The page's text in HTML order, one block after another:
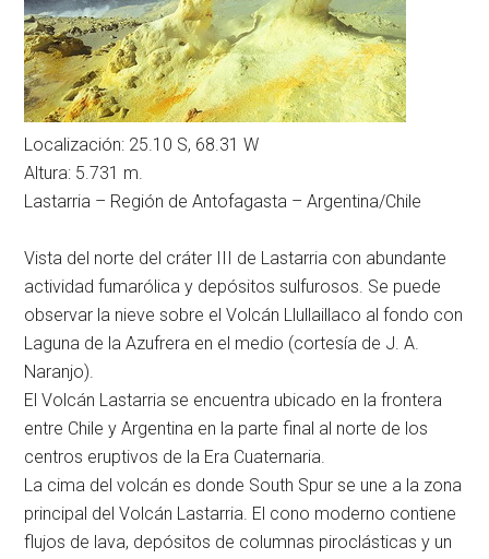
Localización: 25.10 S, 68.31 W
Altura: 5.731 m.
Lastarria – Región de Antofagasta – Argentina/Chile
Vista del norte del cráter III de Lastarria con abundante
actividad fumarólica y depósitos sulfurosos. Se puede
observar la nieve sobre el Volcán Llullaillaco al fondo con
Laguna de la Azufrera en el medio (cortesía de J. A.
Naranjo).
El Volcán Lastarria se encuentra ubicado en la frontera
entre Chile y Argentina en la parte final al norte de los
centros eruptivos de la Era Cuaternaria.
La cima del volcán es donde South Spur se une a la zona
principal del Volcán Lastarria. El cono moderno contiene
flujos de lava, depósitos de columnas piroclásticas y un